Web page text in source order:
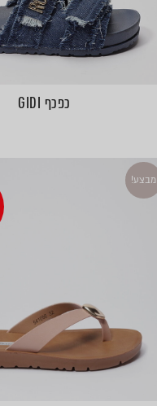
כפכף GIDI
מבצע!